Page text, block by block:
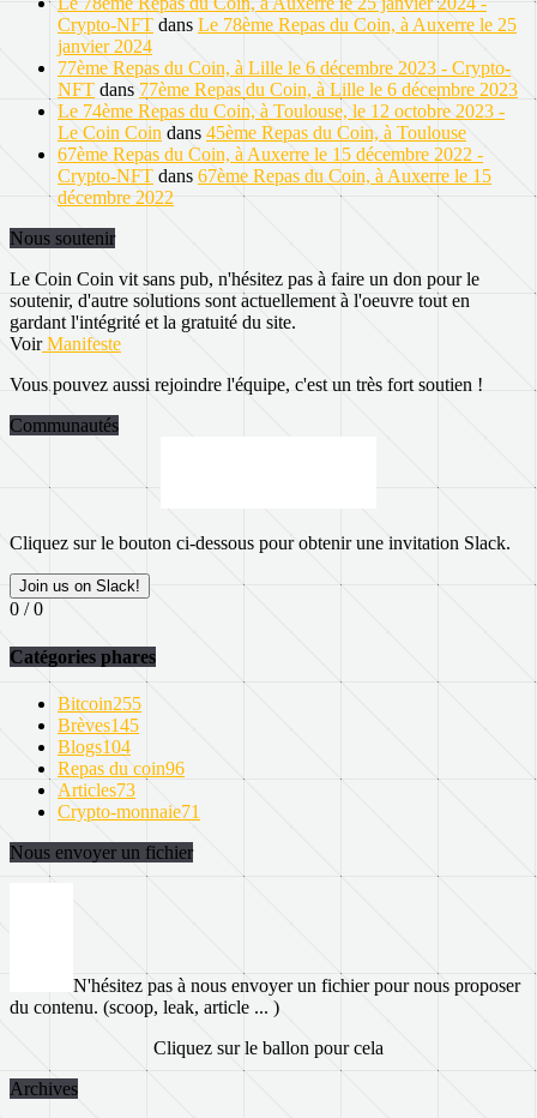
Crypto-NFT dans Le 78ème Repas du Coin, à Auxerre le 25
janvier 2024
77ème Repas du Coin, à Lille le 6 décembre 2023 - Crypto-
NFT dans 77ème Repas du Coin, à Lille le 6 décembre 2023
Le 74ème Repas du Coin, à Toulouse, le 12 octobre 2023 -
Le Coin Coin dans 45ème Repas du Coin, à Toulouse
67ème Repas du Coin, à Auxerre le 15 décembre 2022 -
Crypto-NFT dans 67ème Repas du Coin, à Auxerre le 15
décembre 2022
Nous soutenir
Le Coin Coin vit sans pub, n'hésitez pas à faire un don pour le
soutenir, d'autre solutions sont actuellement à l'oeuvre tout en
gardant l'intégrité et la gratuité du site.
VoirManifeste
Vous pouvez aussi rejoindre l'équipe, c'est un très fort soutien !
Communautés
Cliquez sur le bouton ci-dessous pour obtenir une invitation Slack.
Join us on Slack!
0 / 0
Catégories phares
Bitcoin255
Brèves145
Blogs104
Repas du coin96
Articles73
Crypto-monnaie71
Nous envoyer un fichier
N'hésitez pas à nous envoyer un fichier pour nous proposer
du contenu. (scoop, leak, article ... )
Cliquez sur le ballon pour cela
Archives